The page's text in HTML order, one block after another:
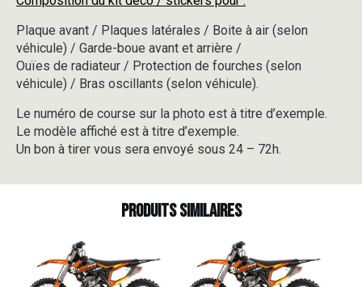
Plaque avant / Plaques latérales / Boite à air (selon
véhicule) / Garde-boue avant et arrière /
Ouïes de radiateur / Protection de fourches (selon
véhicule) / Bras oscillants (selon véhicule).
Le numéro de course sur la photo est à titre d’exemple.
Le modèle affiché est à titre d’exemple.
Un bon à tirer vous sera envoyé sous 24 – 72h.
Produits similaires